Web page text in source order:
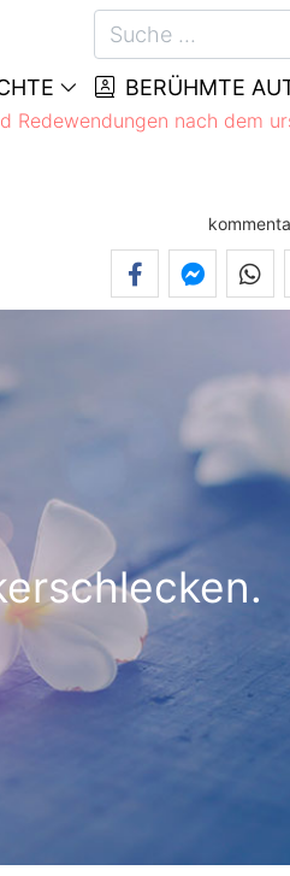
BERÜHMTE
Redewendungen nach dem